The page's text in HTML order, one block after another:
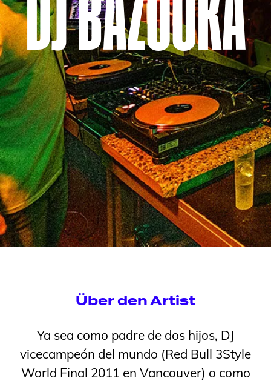
Über den Artist
Ya sea como padre de dos hijos, DJ
vicecampeón del mundo (Red Bull 3Style
World Final 2011 en Vancouver) o como